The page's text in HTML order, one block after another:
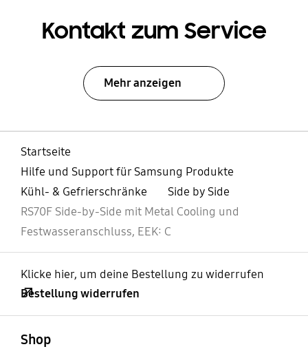
Kontakt zum Service
Mehr anzeigen
Startseite
Hilfe und Support für Samsung Produkte
Kühl- & Gefrierschränke
Side by Side
RS70F Side-by-Side mit Metal Cooling und
Festwasseranschluss, EEK: C
Klicke hier, um deine Bestellung zu widerrufen
Bestellung widerrufen
Shop